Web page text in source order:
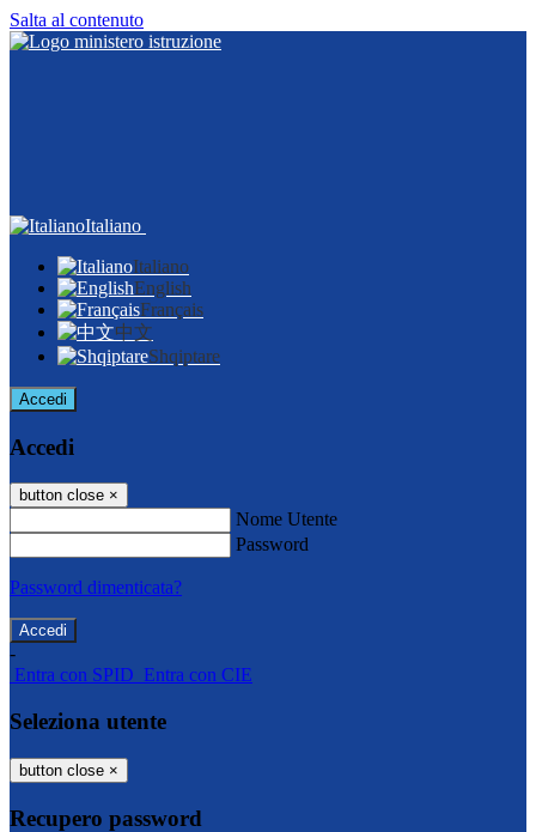
Salta al contenuto
Italiano
Italiano
English
Français
中文
Shqiptare
Accedi
Accedi
button close ×
Nome Utente
Password
Password dimenticata?
-
Entra con SPID Entra con CIE
Seleziona utente
button close ×
Recupero password